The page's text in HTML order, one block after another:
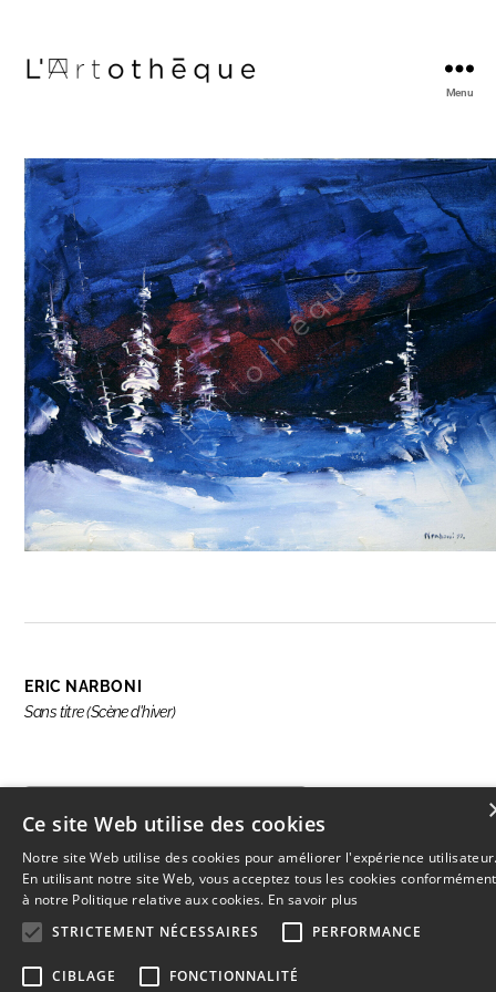
Menu
ERIC NARBONI
Sans titre (Scène d'hiver)
© 2026L'Artothèque
Ce site Web utilise des cookies
Notre site Web utilise des cookies pour améliorer l'expérience
En utilisant notre site Web, vous acceptez tous les cookies conformément
à notre Politique relative aux cookies. En savoir plus
STRICTEMENT NÉCESSAIRES
PERFORMANCE
CIBLAGE FONCTIONNALITÉ